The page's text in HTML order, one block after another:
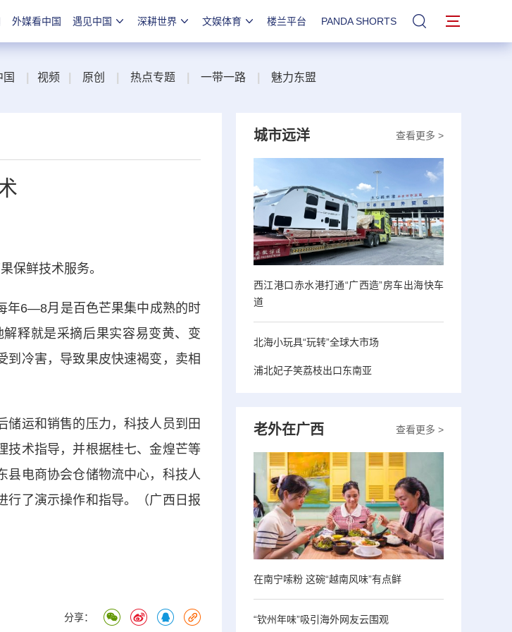
外媒看中国 遇见中国 深耕世界 文娱体育 楼兰平台 PANDA SHORTS 站内搜索
国 视频 原创 热点专题 一带一路 魅力东盟
鲜技术服务。
6—8月是百色芒果集中成熟的时
释就是采摘后果实容易变黄、变
到冷害，导致果皮快速褐变，卖相
运和销售的压力，科技人员到田
技术指导，并根据桂七、金煌芒等
县电商协会仓储物流中心，科技人
行了演示操作和指导。（广西日报
分享：
查看更多 >
城市远洋
西江港口赤水港打通“广西造”房车出海快车
道
北海小玩具“玩转”全球大市场
浦北妃子笑荔枝出口东南亚
查看更多 >
老外在广西
在南宁嗦粉 这碗“越南风味”有点鲜
“钦州年味”吸引海外网友云围观